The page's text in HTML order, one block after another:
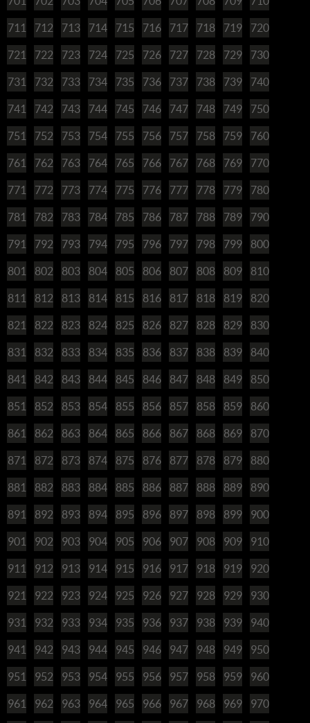
711 712 713 714 715 716 717 718 719 720
721 722 723 724 725 726 727 728 729 730
731 732 733 734 735 736 737 738 739 740
741 742 743 744 745 746 747 748 749 750
751 752 753 754 755 756 757 758 759 760
761 762 763 764 765 766 767 768 769 770
771 772 773 774 775 776 777 778 779 780
781 782 783 784 785 786 787 788 789 790
791 792 793 794 795 796 797 798 799 800
801 802 803 804 805 806 807 808 809 810
811 812 813 814 815 816 817 818 819 820
821 822 823 824 825 826 827 828 829 830
831 832 833 834 835 836 837 838 839 840
841 842 843 844 845 846 847 848 849 850
851 852 853 854 855 856 857 858 859 860
861 862 863 864 865 866 867 868 869 870
871 872 873 874 875 876 877 878 879 880
881 882 883 884 885 886 887 888 889 890
891 892 893 894 895 896 897 898 899 900
901 902 903 904 905 906 907 908 909 910
911 912 913 914 915 916 917 918 919 920
921 922 923 924 925 926 927 928 929 930
931 932 933 934 935 936 937 938 939 940
941 942 943 944 945 946 947 948 949 950
951 952 953 954 955 956 957 958 959 960
961 962 963 964 965 966 967 968 969 970